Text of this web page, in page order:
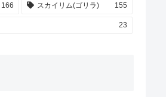
166 スカイリム(ゴリラ) 155
23